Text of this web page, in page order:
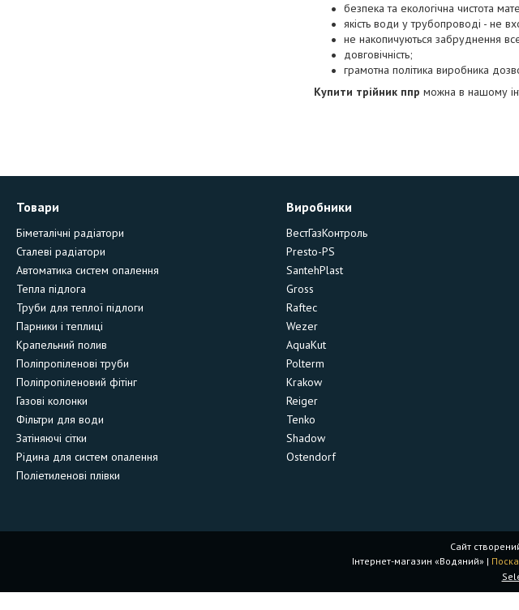
безпека та екологічна чистота
якість води у трубопроводі - не
не накопичуються забруднення
довговічність;
грамотна політика виробника
Купити трійник ппр можна в нашому
Товари
Біметалічні радіатори
Сталеві радіатори
Автоматика систем опалення
Тепла підлога
Труби для теплої підлоги
Парники і теплиці
Крапельний полив
Поліпропіленові труби
Поліпропіленовий фітінг
Газові колонки
Фільтри для води
Затіняючі сітки
Рідина для систем опалення
Поліетиленові плівки
Виробники
ВестГазКонтроль
Presto-PS
SantehPlast
Gross
Raftec
Wezer
AquaKut
Polterm
Krakow
Reiger
Tenko
Shadow
Ostendorf
Сайт
Інтернет-магазин «Водяний» |